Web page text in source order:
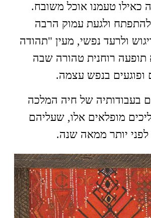
טעמנו אוכל משובח.
ולגעת עמוק הרבה
ולרעד נפשי, מעין "תהודה
רוחנית טהורה שבה
ופוגעים בנפש עצמה.
בעבודותיה של חיה המלכה
מופלאים אלו, שעליהם
לפני יותר ממאה שנה.